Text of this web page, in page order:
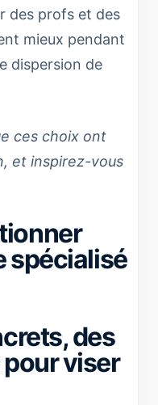
des profs et des
mieux pendant
dispersion de
ces choix ont
et inspirez-vous
spécialisé
des
viser